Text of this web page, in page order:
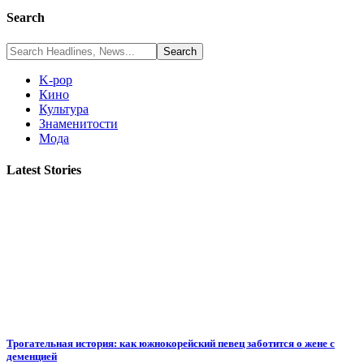
Search
K-pop
Кино
Культура
Знаменитости
Мода
Latest Stories
Трогательная история: как южнокорейский певец заботится о жене с
деменцией